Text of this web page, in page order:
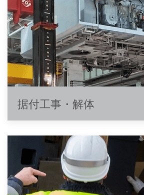
据付工事・解体